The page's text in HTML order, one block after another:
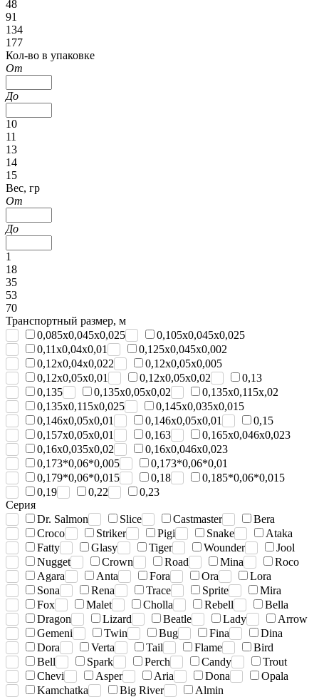
48
91
134
177
Кол-во в упаковке
От
До
10
11
13
14
15
Вес, гр
От
До
1
18
35
53
70
Транспортный размер, м
0,085x0,045x0,025
0,105x0,045x0,025
0,11х0,04х0,01
0,125х0,045х0,002
0,12х0,04х0,022
0,12х0,05х0,005
0,12х0,05х0,01
0,12х0,05х0,02
0,13
0,135
0,135х0,05х0,02
0,135х0,115х,02
0,135х0,115х0,025
0,145x0,035x0,015
0,146x0,05x0,01
0,146х0,05х0,01
0,15
0,157х0,05х0,01
0,163
0,165х0,046х0,023
0,16x0,035x0,02
0,16х0,046х0,023
0,173*0,06*0,005
0,173*0,06*0,01
0,179*0,06*0,015
0,18
0,185*0,06*0,015
0,19
0,22
0,23
Серия
Dr. Salmon
Slice Castmaster
Bera
Croco
Striker Pigi Snake
Ataka
Fatty
Glasy Tiger Wounder
Jool
Nugget
Crown Road Mina
Roco
Agara
Anta Fora Ora
Lora
Sona
Rena Trace Sprite
Mira
Fox
Malet Cholla Rebell
Bella
Dragon
Lizard Beatle Lady
Arrow
Gemeni
Twin Bug Fina
Dina
Dora
Verta Tail Flame
Bird
Bell
Spark Perch Candy
Trout
Chevi
Asper Aria Dona
Opala
Kamchatka
Big River
Almin